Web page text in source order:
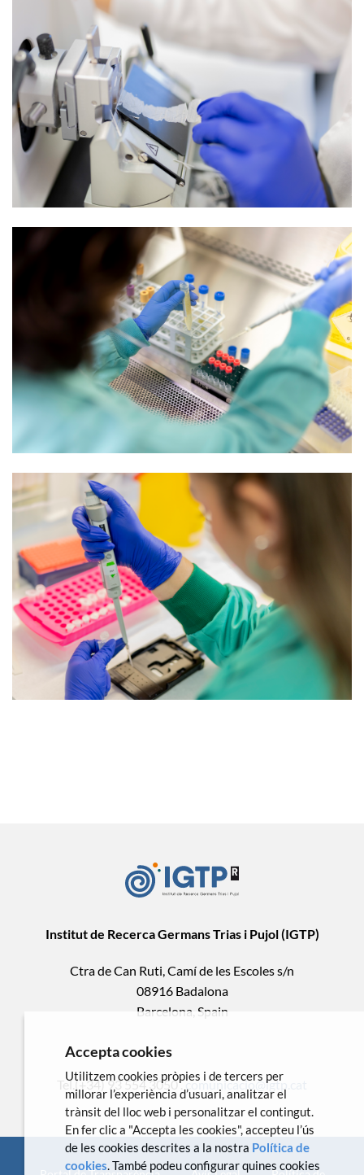
Institut de Recerca Germans Trias i Pujol (IGTP)
Ctra de Can Ruti, Camí de les Escoles s/n
08916 Badalona
Barcelona, Spain
Tel.(+34) 93 554 3050 .comunicacio@igtp.cat
Accepta cookies
Utilitzem cookies pròpies i de tercers per
millorar l’experiència d’usuari, analitzar el
trànsit del lloc web i personalitzar el contingut.
En fer clic a "Accepta les cookies", accepteu l’ús
de les cookies descrites a la nostra Política de
cookies. També podeu configurar quines cookies